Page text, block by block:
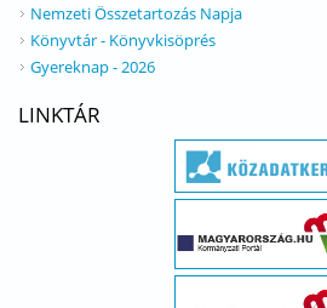
Nemzeti Összetartozás Napja
Könyvtár - Könyvkisöprés
Gyereknap - 2026
LINKTÁR